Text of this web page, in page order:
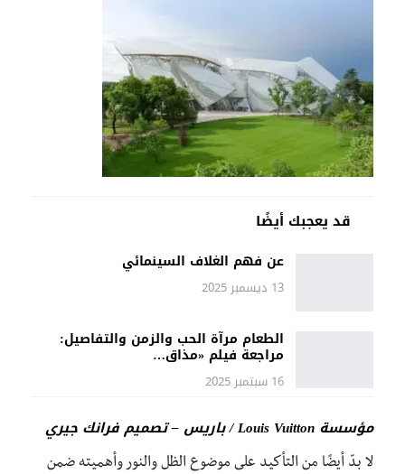
قد يعجبك أيضًا
عن فهم الغلاف السينمائي
13 ديسمبر 2025
الطعام مرآة الحب والزمن والتفاصيل:
مراجعة فيلم «مذاق…
16 سبتمبر 2025
مؤسسة Louis Vuitton / باريس – تصميم فرانك جيري
لا بدّ أيضًا من التأكيد على موضوع الظل والنور وأهميته ضمن